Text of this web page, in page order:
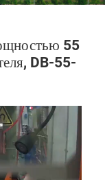
55
DB-55-